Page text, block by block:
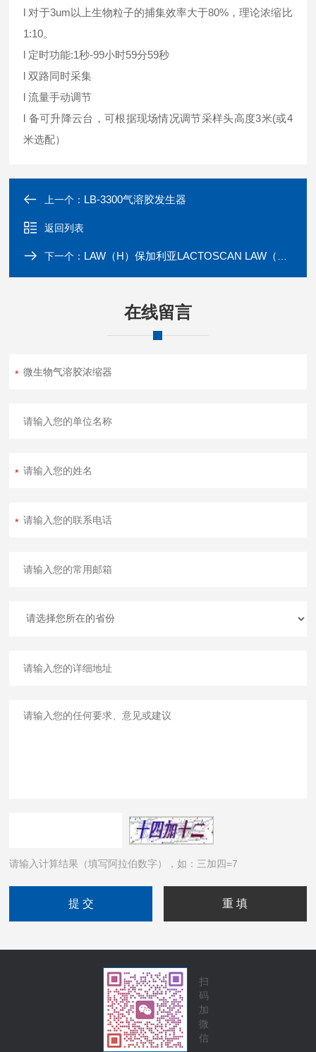
l 对于3um以上生物粒子的捕集效率大于80%，理论浓缩比
1:10。
l 定时功能:1秒-99小时59分59秒
l 双路同时采集
l 流量手动调节
l 备可升降云台，可根据现场情况调节采样头高度3米(或4
米选配）
上一个： LB-3300气溶胶发生器
返回列表
下一个： LAW（H）保加利亚LACTOSCAN LAW（H）乳成分分析仪
在线留言
请输入计算结果（填写阿拉伯数字），如：三加四=7
扫
码
加
微
信